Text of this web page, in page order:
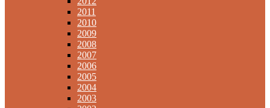
2011
2010
2009
2008
2007
2006
2005
2004
2003